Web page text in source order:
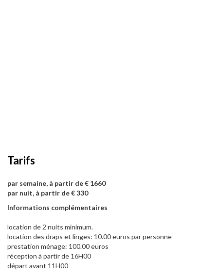
Tarifs
par semaine, à partir de € 1660
par nuit, à partir de € 330
Informations complémentaires
location de 2 nuits minimum.
location des draps et linges: 10.00 euros par personne
prestation ménage: 100.00 euros
réception à partir de 16H00
départ avant 11H00